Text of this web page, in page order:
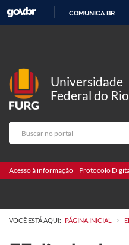
COMUNICA BR
Universidade
Federal do
Acesso à informação Protocolo
VOCÊ ESTÁ AQUI: PÁGINA INICIAL >